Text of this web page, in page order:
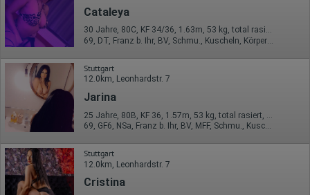
Cataleya
30 Jahre, 80C, KF 34/36, 1.63m, 53 kg, total rasiert, osteuropäisch
Stuttgart
12.0km, Leonhardstr. 7
Jarina
69, GF6, NSa, Franz b. Ihr, BV, MFF, Schmu., Kuscheln
Stuttgart
12.0km, Leonhardstr. 7
Cristina